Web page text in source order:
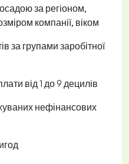
за регіоном,
компанії, віком
за групами заробітної
від 1 до 9 децилів
нефінансових